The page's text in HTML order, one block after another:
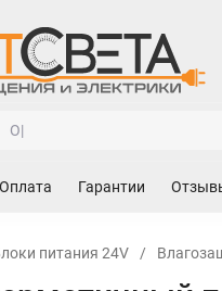
Гарантии
питания 24V /